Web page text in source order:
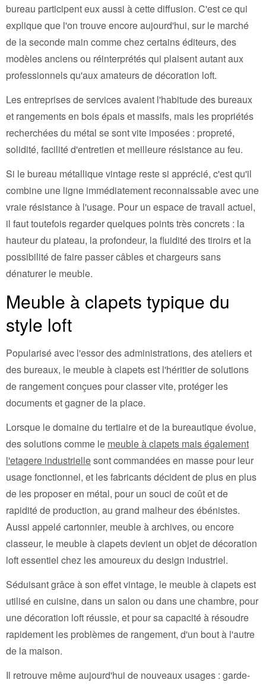
bureau participent eux aussi à cette diffusion. C'est ce qui
explique que l'on trouve encore aujourd'hui, sur le marché
de la seconde main comme chez certains éditeurs, des
modèles anciens ou réinterprétés qui plaisent autant aux
professionnels qu'aux amateurs de décoration loft.
Les entreprises de services avaient l'habitude des bureaux
et rangements en bois épais et massifs, mais les propriétés
recherchées du métal se sont vite imposées : propreté,
solidité, facilité d'entretien et meilleure résistance au feu.
Si le bureau métallique vintage reste si apprécié, c'est qu'il
combine une ligne immédiatement reconnaissable avec une
vraie résistance à l'usage. Pour un espace de travail actuel,
il faut toutefois regarder quelques points très concrets : la
hauteur du plateau, la profondeur, la fluidité des tiroirs et la
possibilité de faire passer câbles et chargeurs sans
dénaturer le meuble.
Meuble à clapets typique du
style loft
Popularisé avec l'essor des administrations, des ateliers et
des bureaux, le meuble à clapets est l'héritier de solutions
de rangement conçues pour classer vite, protéger les
documents et gagner de la place.
Lorsque le domaine du tertiaire et de la bureautique évolue,
des solutions comme le meuble à clapets mais également
l'etagere industriellesont commandées en masse pour leur
usage fonctionnel, et les fabricants décident de plus en plus
de les proposer en métal, pour un souci de coût et de
rapidité de production, au grand malheur des ébénistes.
Aussi appelé cartonnier, meuble à archives, ou encore
classeur, le meuble à clapets devient un objet de décoration
loft essentiel chez les amoureux du design industriel.
Séduisant grâce à son effet vintage, le meuble à clapets est
utilisé en cuisine, dans un salon ou dans une chambre, pour
une décoration loft réussie, et pour sa capacité à résoudre
rapidement les problèmes de rangement, d'un bout à l'autre
de la maison.
Il retrouve même aujourd'hui de nouveaux usages : garde-